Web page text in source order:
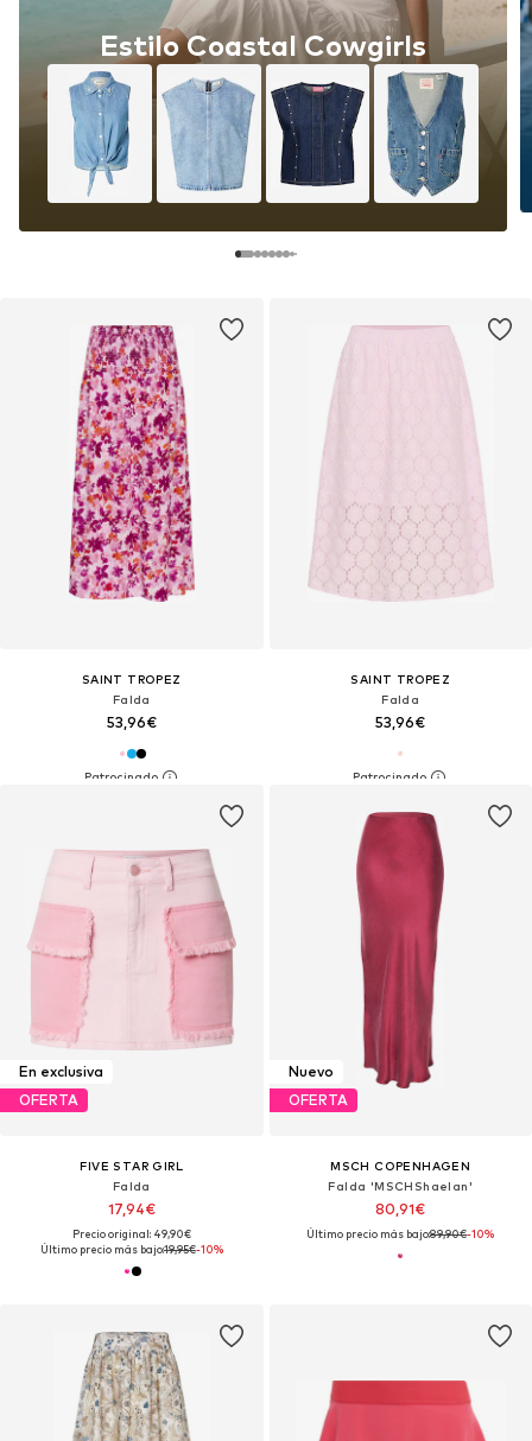
SAINT TROPEZ
Falda
53,96€
Estilo Coastal Cowgirls
SAINT TROPEZ
Falda
53,96€
En exclusiva
OFERTA
FIVE STAR GIRL
Falda
17,94€
Precio original: 49,90€
Último precio más bajo:19,95€-10%
Nuevo
OFERTA
MSCH COPENHAGEN
Falda 'MSCHShaelan'
80,91€
Último precio más bajo:89,90€-10%